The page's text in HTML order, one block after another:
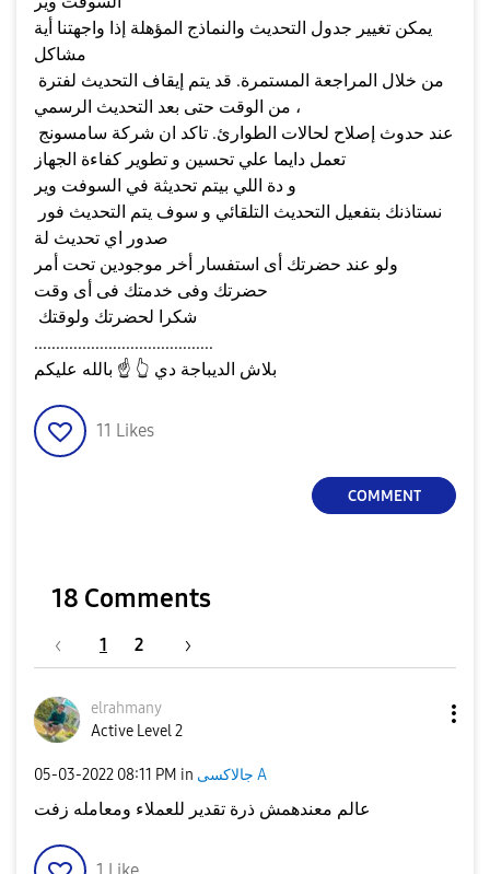
يمكن تغيير جدول التحديث والنماذج المؤهلة إذا واجهتنا أية
مشاكل
من الوقت حتى بعد التحديث الرسمي ،
و دة اللي بيتم تحديثة في السوفت وير
ولو عند حضرتك أى استفسار أخر موجودين تحت أمر
حضرتك وفى خدمتك فى أى وقت
شكرا لحضرتك ولوقتك
.........................................
بلاش الديباجة دي 👆
☝️
11 Likes
COMMENT
18 Comments
1 2
elrahmany
Active Level 2
‎05-03-2022 08:11 PM in جالاكسى A
عالم معندهمش ذرة تقدير للعملاء ومعامله زفت